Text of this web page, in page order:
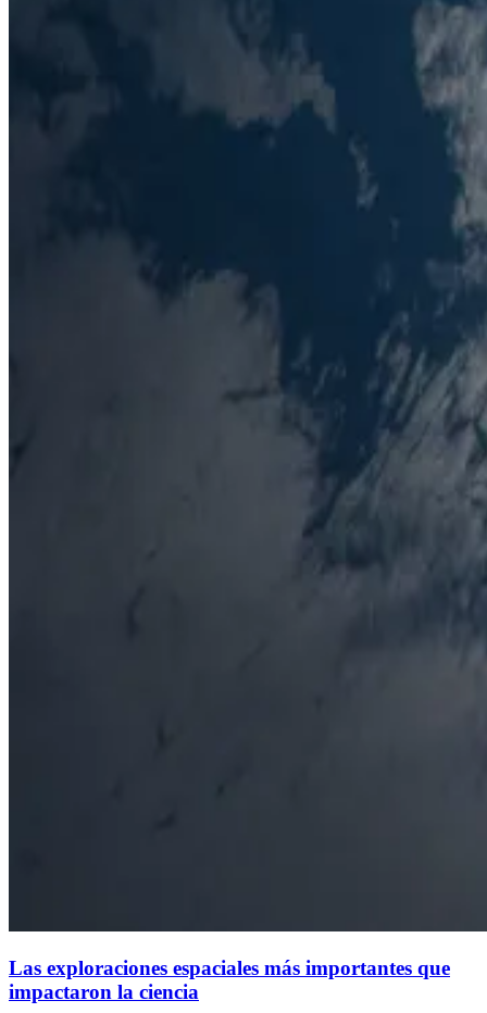
Las exploraciones espaciales más importantes que
impactaron la ciencia